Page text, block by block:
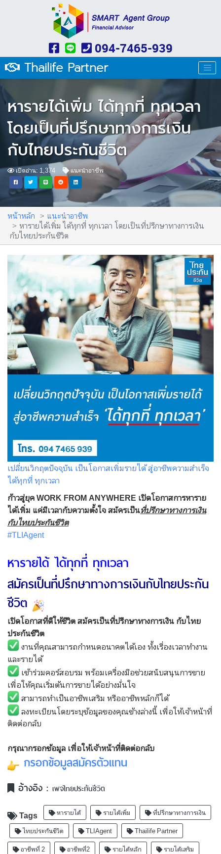
094-7465-939
Thailife Partner
หารายได้เพิ่ม ได้ทุกที่ ทุกเวลา
โดยเป็นที่ปรึกษาทางการเงิน
กับไทยประกันชีวิต
เปิดอ่าน: 1,374 แนะนำอาชีพ
หน้าหลัก
แนะนำอาชีพ
หารายได้เพิ่ม ได้ทุกที่ ทุกเวลา โดยเป็นที่ปรึกษาทางการเงิน
กับไทยประกันชีวิต
เปลี่ยนวิกฤตปัจจุบัน เป็นโอกาสเพิ่มรายได้ สู่อาชีพความสำเร็จ
ได้ทุกที่ ทุกเวลา
ก้าวสู่ยุค WORK FROM ANYWHERE เปิดโอกาสการหาราย
ได้เพิ่ม แค่มีเวลากับความตั้งใจ สมัครเป็นที่ปรึกษาทางการเงิน
กับไทยประกันชีวิต
#TLIAgent
หารายได้ ได้ทุกที่ ทุกเวลา
สมัครเป็นที่ปรึกษาทางการเงินกับไทยประกัน
ชีวิต
เปิดโอกาสที่ดีให้ชีวิต สมัครเป็นที่ปรึกษาทางการเงิน กับไทย
ประกันชีวิต
งานที่คุณสามารถกำหนดอนาคตได้เอง ทั้งเรื่องเวลาทำงาน
และรายได้
เข้าร่วมคอร์สอบรม พร้อมเครื่องมือช่วยสนับสนุนการขาย
เพื่อให้คุณเริ่มต้นการขายได้อย่างมั่นใจ
สามารถทำเป็นอาชีพเสริม หรืออาชีพหลักก็ได้
ลงทะเบียนโดยระบุข้อมูลของคุณข้างล่างนี้ เพื่อให้เจ้าหน้าที่
ติดต่อกลับ
กรุณากรอกข้อมูล เพื่อให้เจ้าหน้าที่ติดต่อกลับ
กรอกข้อมูลสมัครตัวแทน
อ้างอิง :เพจไทยประกันชีวิต
Tags หารายได้ รายได้เพิ่ม ที่ปรึกษาทางการเงิน
ไทยประกันชีวิต TLIAgent Thailife Partner
อาชีพที่ 2 อาชีพที่2 รายได้หลัก รายได้เสริม